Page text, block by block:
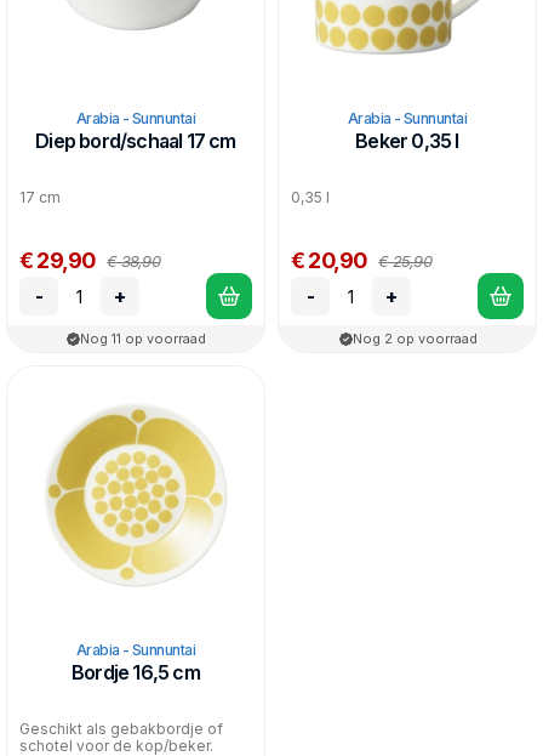
Arabia - Sunnuntai
Diep bord/schaal 17 cm
17 cm
€ 29,90 € 38,90
- +
Nog 11 op voorraad
Arabia - Sunnuntai
Beker 0,35 l
0,35 l
€ 20,90 € 25,90
- +
Nog 2 op voorraad
Arabia - Sunnuntai
Bordje 16,5 cm
Geschikt als gebakbordje of
schotel voor de kop/beker.